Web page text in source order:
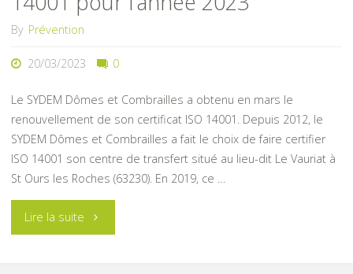
By Prévention
20/03/2023 0
Le SYDEM Dômes et Combrailles a obtenu en mars le
renouvellement de son certificat ISO 14001. Depuis 2012, le
SYDEM Dômes et Combrailles a fait le choix de faire certifier
ISO 14001 son centre de transfert situé au lieu-dit Le Vauriat à
St Ours les Roches (63230). En 2019, ce …
Lire la suite"Le